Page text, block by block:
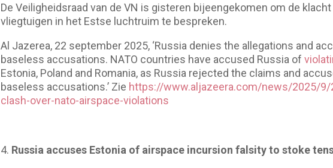
De Veiligheidsraad van de VN is gisteren bijeengekomen om de
vliegtuigen in het Estse luchtruim te bespreken.
Al Jazerea, 22 september 2025, ‘Russia denies the allegations and
baseless accusations. NATO countries have accused Russia of
Estonia, Poland and Romania, as Russia rejected the claims and
baseless accusations.’ Zie https://www.aljazeera.com/news/2025/
clash-over-nato-airspace-violations
Russia accuses Estonia of airspace incursion falsity to stoke